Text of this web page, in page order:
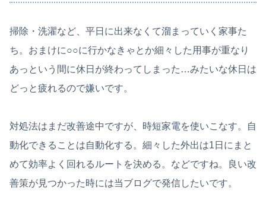
掃除・洗濯など、平日に出来なくて溜まっていく家事た
ち。おまけに○○に行かなきゃとか細々した用事が重なり
あっという間に休日が終わってしまった…みたいな休日は
どっと疲れるので嫌いです。
対処法はまだ改善途中ですが、時短家電を使いこなす。自
動化できることは自動化する。細々した外出は1日にまと
めて効率よく回れるルートを決める。などですね。良い改
善策が見つかった時には当ブログで発信したいです。